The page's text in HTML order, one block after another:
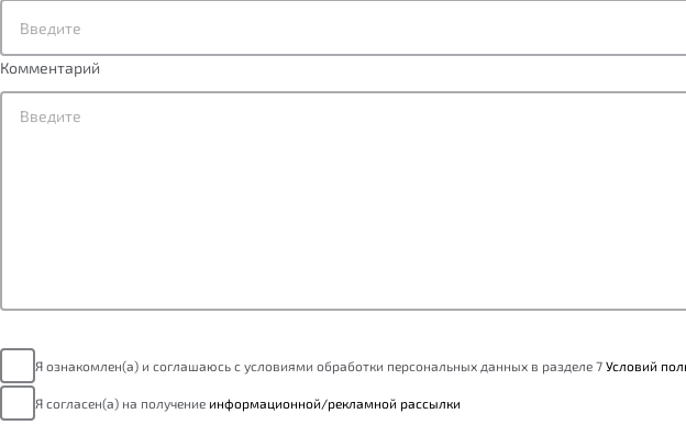
Комментарий
Я ознакомлен(а) и соглашаюсь с условиями обработки персональных данных в разделе 7 Условий
Я согласен(а) на получение информационной/рекламной рассылки